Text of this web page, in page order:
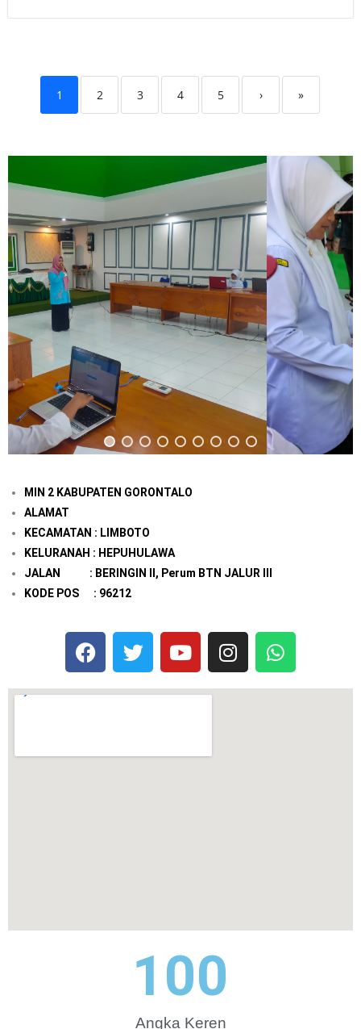
1 2 3 4 5 › »
MIN 2 KABUPATEN GORONTALO
ALAMAT
KECAMATAN : LIMBOTO
KELURANAH : HEPUHULAWA
JALAN : BERINGIN II, Perum BTN JALUR III
KODE POS : 96212
Angka Keren
100